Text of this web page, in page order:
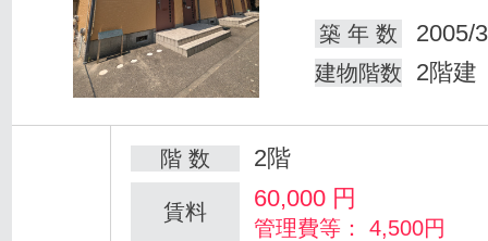
築 年 数
2005/
建物階数 2階建
階 数 2階
賃料 60,000 円
管理費等： 4,500円